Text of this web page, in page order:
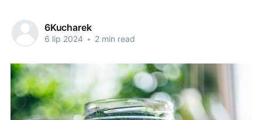
6Kucharek
6 lip 2024 • 2 min read